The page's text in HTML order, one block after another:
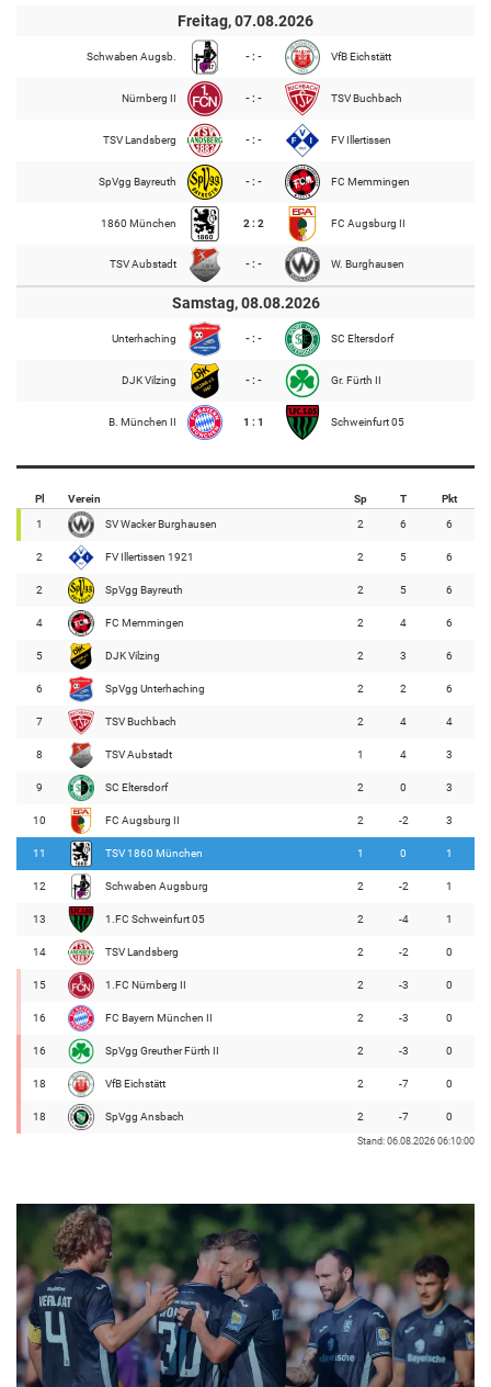
Freitag, 07.08.2026
Schwaben Augsb. - : - VfB Eichstätt
Nürnberg II - : - TSV Buchbach
TSV Landsberg - : - FV Illertissen
SpVgg Bayreuth - : - FC Memmingen
1860 München 2 : 2 FC Augsburg II
TSV Aubstadt - : - W. Burghausen
Samstag, 08.08.2026
Unterhaching - : - SC Eltersdorf
DJK Vilzing - : - Gr. Fürth II
B. München II 1 : 1 Schweinfurt 05
Pl Verein Sp T Pkt
1 SV Wacker Burghausen 2 6 6
2 FV Illertissen 1921 2 5 6
2 SpVgg Bayreuth 2 5 6
4 FC Memmingen 2 4 6
5 DJK Vilzing 2 3 6
6 SpVgg Unterhaching 2 2 6
7 TSV Buchbach 2 4 4
8 TSV Aubstadt 1 4 3
9 SC Eltersdorf 2 0 3
10 FC Augsburg II 2 -2 3
11 TSV 1860 München 1 0 1
12 Schwaben Augsburg 2 -2 1
13 1.FC Schweinfurt 05 2 -4 1
14 TSV Landsberg 2 -2 0
15 1.FC Nürnberg II 2 -3 0
16 FC Bayern München II 2 -3 0
16 SpVgg Greuther Fürth II 2 -3 0
18 VfB Eichstätt 2 -7 0
18 SpVgg Ansbach 2 -7 0
Stand: 06.08.2026 06:10:00